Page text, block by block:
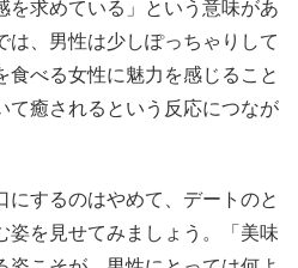
を求めている」という意味があ
は、男性は少しぽっちゃりして
食べる女性に魅力を感じること
て癒されるという反応につなが
にするのはやめて、デートのと
姿を見せてみましょう。「美味